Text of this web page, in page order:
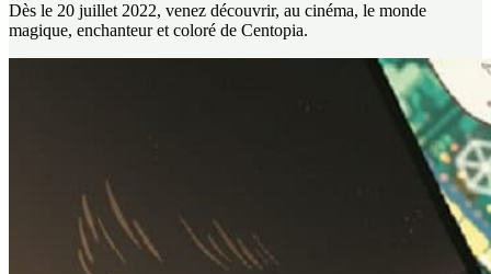
Dès le 20 juillet 2022, venez découvrir, au cinéma, le monde
magique, enchanteur et coloré de Centopia.